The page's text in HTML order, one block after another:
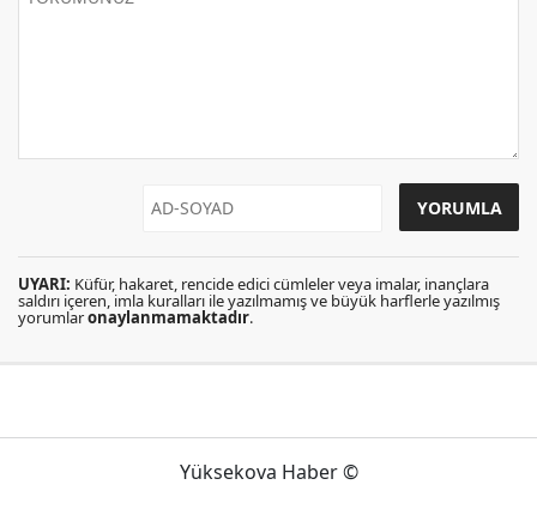
UYARI: Küfür, hakaret, rencide edici cümleler veya imalar, inançlara
saldırı içeren, imla kuralları ile yazılmamış ve büyük harflerle yazılmış
yorumlaronaylanmamaktadır.
Yüksekova Haber ©